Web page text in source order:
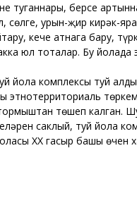
туганнары, берсе
сөлге, урын-җир кирәк-
кече атнага бару,
юл тоталар. Бу йолада
йола комплексы туй
этнотерриториаль
төшеп калган.
саклый, туй йола
ХХ гасыр башы өчен